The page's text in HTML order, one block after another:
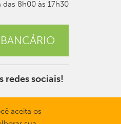
das 8h00 às 17h30
redes sociais!
aceita os